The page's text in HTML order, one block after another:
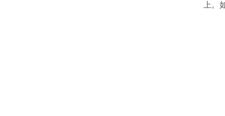
上。如客户